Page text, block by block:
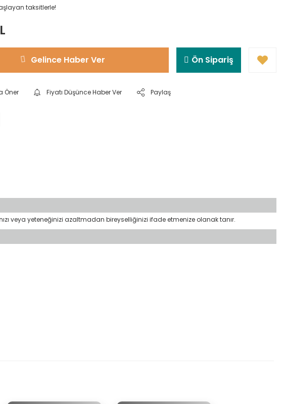
taksitlerle!
Gelince Haber Ver Ön Sipariş
Öner Fiyatı Düşünce Haber Ver Paylaş
veya yeteneğinizi azaltmadan bireyselliğinizi ifade etmenize olanak tanır.